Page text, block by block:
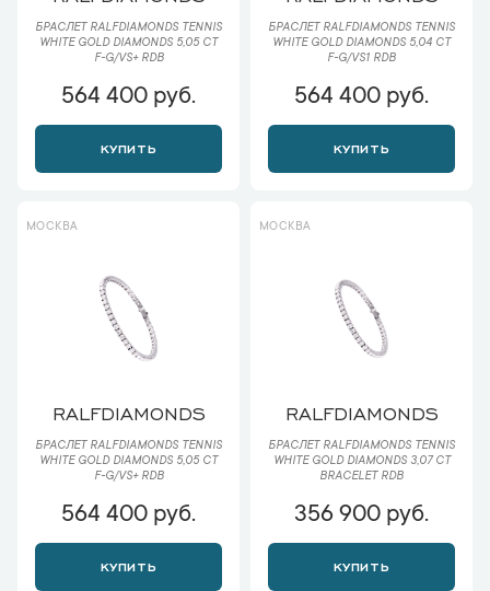
БРАСЛЕТ RALFDIAMONDS TENNIS
WHITE GOLD DIAMONDS 5,05 CT
F-G/VS+ RDB
564 400 руб.
КУПИТЬ
БРАСЛЕТ RALFDIAMONDS TENNIS
WHITE GOLD DIAMONDS 5,04 CT
F-G/VS1 RDB
564 400 руб.
КУПИТЬ
МОСКВА
RALFDIAMONDS
БРАСЛЕТ RALFDIAMONDS TENNIS
WHITE GOLD DIAMONDS 5,05 CT
F-G/VS+ RDB
564 400 руб.
КУПИТЬ
МОСКВА
RALFDIAMONDS
БРАСЛЕТ RALFDIAMONDS TENNIS
WHITE GOLD DIAMONDS 3,07 CT
BRACELET RDB
356 900 руб.
КУПИТЬ